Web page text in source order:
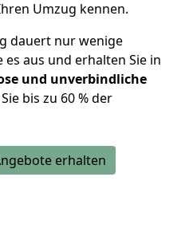
Umzug kennen.
dauert nur wenige
aus und erhalten Sie in
und unverbindliche
bis zu 60 % der
erhalten